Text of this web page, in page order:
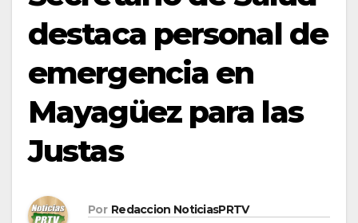
destaca personal de
emergencia en
Mayagüez para las
Justas
Por Redaccion NoticiasPRTV